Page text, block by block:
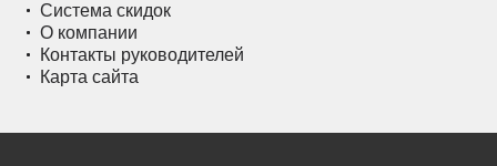
Система скидок
О компании
Контакты руководителей
Карта сайта